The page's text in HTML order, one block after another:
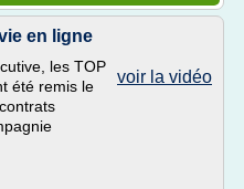
en ligne
voir la vidéo
les TOP
été remis le